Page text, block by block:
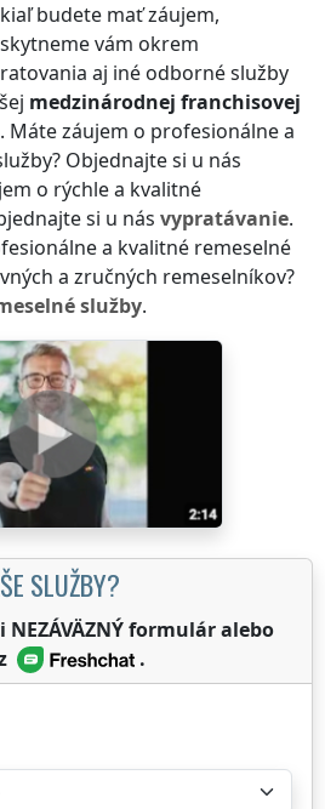
budete mať záujem,
vám okrem
aj iné odborné služby
medzinárodnej franchisovej
. Máte záujem o profesionálne a
Objednajte si u nás
o rýchle a kvalitné
si u nás vypratávanie.
a kvalitné remeselné
a zručných remeselníkov?
služby.
SLUŽBY?
formulár alebo
.